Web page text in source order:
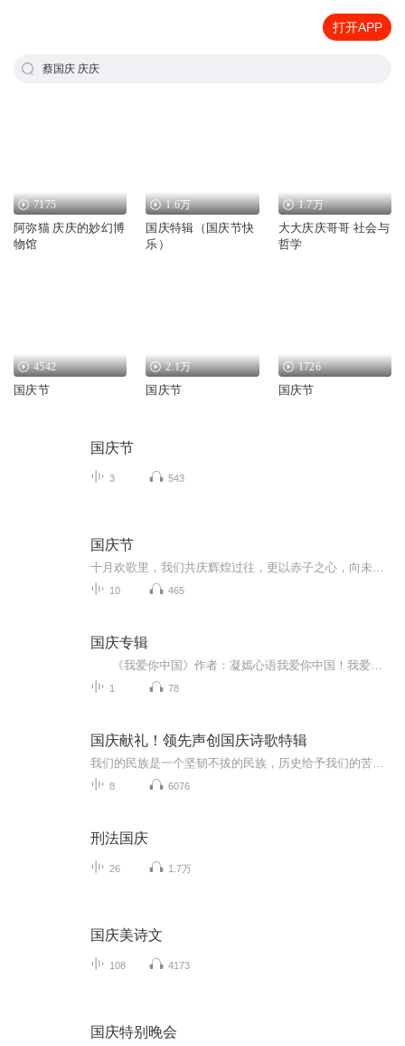
打开APP
蔡国庆 庆庆
7175
阿弥猫 庆庆的妙幻博
物馆
1.6万
国庆特辑（国庆节快
乐）
1.7万
大大庆庆哥哥 社会与
哲学
4542
国庆节
2.1万
国庆节
1726
国庆节
国庆节
3 543
国庆节
10 465
国庆专辑
1 78
国庆献礼！领先声创国庆诗歌特辑
8 6076
刑法国庆
26 1.7万
国庆美诗文
108 4173
国庆特别晚会